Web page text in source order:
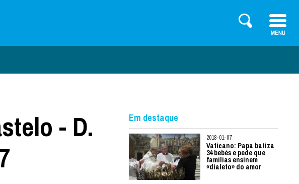
- D.
Em destaque
2018-01-07
Vaticano: Papa batiza
34 bebés e pede que
famílias ensinem
«dialeto» do amor